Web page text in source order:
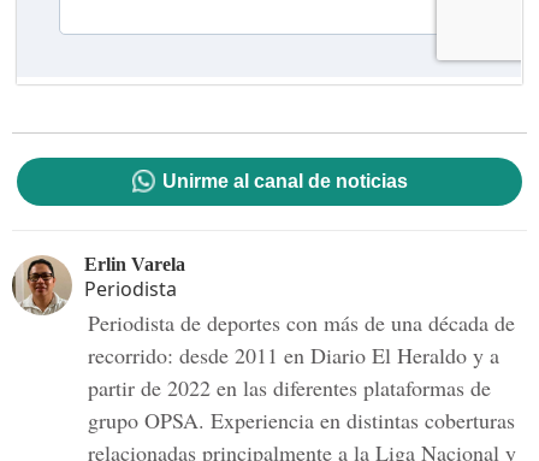
Unirme al canal de noticias
Erlin Varela
Periodista
Periodista de deportes con más de una década de
recorrido: desde 2011 en Diario El Heraldo y a
partir de 2022 en las diferentes plataformas de
grupo OPSA. Experiencia en distintas coberturas
relacionadas principalmente a la Liga Nacional y